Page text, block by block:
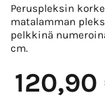
Peruspleksin
matalamman
pelkkinä
cm.
120,90